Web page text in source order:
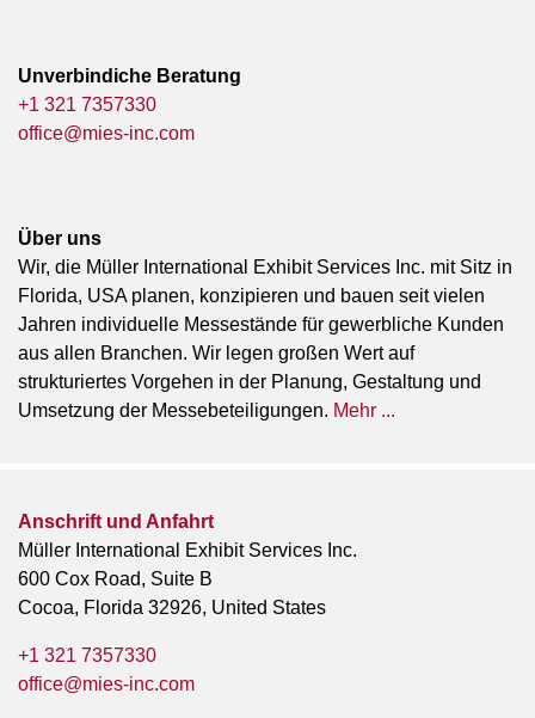
Unverbindiche Beratung
+1 321 7357330
office@mies-inc.com
Über uns
Wir, die Müller International Exhibit Services Inc. mit Sitz in
Florida, USA planen, konzipieren und bauen seit vielen
Jahren individuelle Messestände für gewerbliche Kunden
aus allen Branchen. Wir legen großen Wert auf
strukturiertes Vorgehen in der Planung, Gestaltung und
Umsetzung der Messebeteiligungen. Mehr ...
Anschrift und Anfahrt
Müller International Exhibit Services Inc.
600 Cox Road, Suite B
Cocoa, Florida 32926, United States
+1 321 7357330
office@mies-inc.com